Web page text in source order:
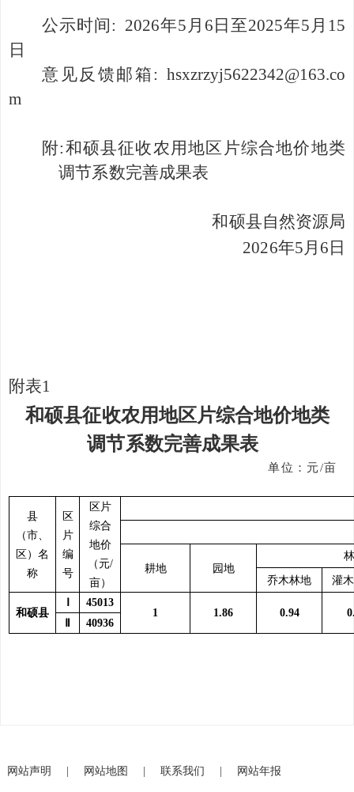
公示时间: 2026年5 月 6 日至2025年5 月 15
日
意见反馈邮箱: hsxzrzyj5622342@163.co
m
附:和硕县征收农用地区片综合地价地类
调节系数完善成果表
和硕县自然资源局
2026年5月 6 日
附表1
和硕县征收农用地区片综合地价地类
调节系数完善成果表
单位：元/亩
县
（市、
区）名
称
区
片
编
号
区片
综合
地价
（元/
亩）
耕地 园地
乔木林地 灌
和硕县
45013
1
1.86 0.94
40936
网站声明 网站地图 联系我们 网站年报